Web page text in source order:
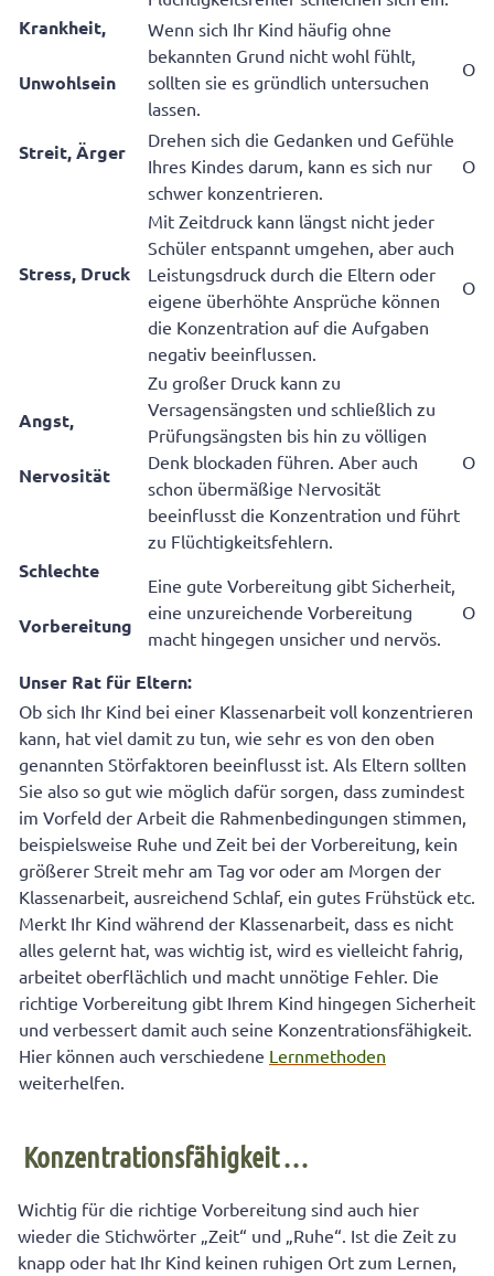
Krankheit,
Unwohlsein
Wenn sich Ihr Kind häufig ohne
bekannten Grund nicht wohl fühlt,
sollten sie es gründlich untersuchen
lassen.
O
Streit, Ärger
Drehen sich die Gedanken und Gefühle
Ihres Kindes darum, kann es sich nur
schwer konzentrieren.
O
Stress, Druck
Mit Zeitdruck kann längst nicht jeder
Schüler entspannt umgehen, aber auch
Leistungsdruck durch die Eltern oder
eigene überhöhte Ansprüche können
die Konzentration auf die Aufgaben
negativ beeinflussen.
O
Angst,
Nervosität
Zu großer Druck kann zu
Versagensängsten und schließlich zu
Prüfungsängsten bis hin zu völligen
Denk blockaden führen. Aber auch
schon übermäßige Nervosität
beeinflusst die Konzentration und führt
zu Flüchtigkeitsfehlern.
O
Schlechte
Vorbereitung
Eine gute Vorbereitung gibt Sicherheit,
eine unzureichende Vorbereitung
macht hingegen unsicher und nervös.
O
Unser Rat für Eltern:
Ob sich Ihr Kind bei einer Klassenarbeit voll konzentrieren
kann, hat viel damit zu tun, wie sehr es von den oben
genannten Störfaktoren beeinflusst ist. Als Eltern sollten
Sie also so gut wie möglich dafür sorgen, dass zumindest
im Vorfeld der Arbeit die Rahmenbedingungen stimmen,
beispielsweise Ruhe und Zeit bei der Vorbereitung, kein
größerer Streit mehr am Tag vor oder am Morgen der
Klassenarbeit, ausreichend Schlaf, ein gutes Frühstück etc.
Merkt Ihr Kind während der Klassenarbeit, dass es nicht
alles gelernt hat, was wichtig ist, wird es vielleicht fahrig,
arbeitet oberflächlich und macht unnötige Fehler. Die
richtige Vorbereitung gibt Ihrem Kind hingegen Sicherheit
und verbessert damit auch seine Konzentrationsfähigkeit.
Hier können auch verschiedene Lernmethoden
weiterhelfen.
Konzentrationsfähigkeit …
Wichtig für die richtige Vorbereitung sind auch hier
wieder die Stichwörter „Zeit“ und „Ruhe“. Ist die Zeit zu
knapp oder hat Ihr Kind keinen ruhigen Ort zum Lernen,